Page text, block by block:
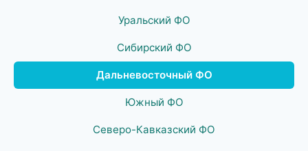
Уральский ФО
Сибирский ФО
Дальневосточный ФО
Южный ФО
Северо-Кавказский ФО